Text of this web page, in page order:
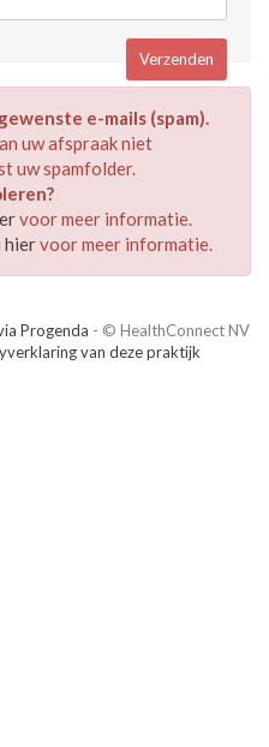
e-mails (spam).
uw afspraak niet
uw spamfolder.
voor meer informatie.
hiervoor meer informatie.
Progenda - © HealthConnect NV
van deze praktijk